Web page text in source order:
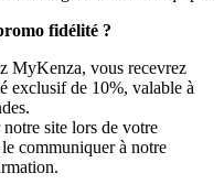
fidélité ?
MyKenza, vous recevrez
exclusif de 10%, valable à
site lors de votre
communiquer à notre